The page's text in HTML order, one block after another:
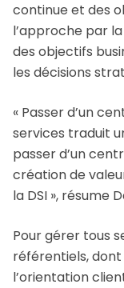
continue et des
l’approche par
des objectifs
les décisions
« Passer d’un
services traduit
passer d’un
création de
la DSI », résume
Pour gérer tous
référentiels, dont
l’orientation